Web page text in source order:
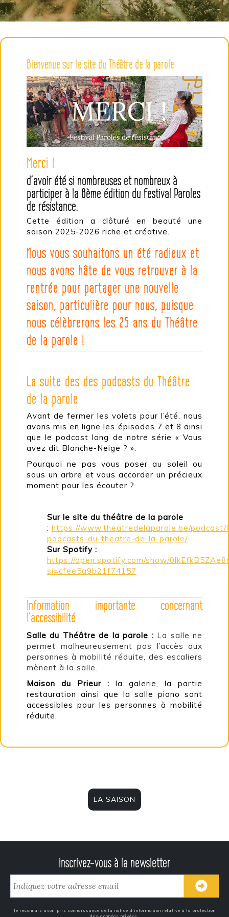
Bienvenue sur le site du Théâtre de la parole
Merci !
d’avoir été si nombreuses et nombreux à
participer à la 8ème édition du Festival Paroles
de résistance.
Cette édition a clôturé en beauté une
saison 2025-2026 riche et créative.
Nous vous souhaitons un été radieux et
nous avons hâte de vous retrouver à la
rentrée pour partager une nouvelle
saison, particulière pour nous, puisque
nous célèbrerons les 25 ans du Théâtre
de la parole !
La suite des des podcasts du Théâtre
de la parole
Avant de fermer les volets pour l’été, nous
avons mis en ligne les épisodes 7 et 8 ainsi
que le podcast long de notre série « Vous
avez dit Blanche-Neige ? ».
Pourquoi ne pas vous poser au soleil ou
sous un arbre et vous accorder un précieux
moment pour les écouter ?
Sur le site du théâtre de la parole
: https://www.theatredelaparole.be/podcast/
podcasts-du-theatre-de-la-parole/
Sur Spotify :
https://open.spotify.com/show/
si=cfee5a9b21f74157
Information importante concernant
l’accessibilité
Salle du Théâtre de la parole : La salle ne
permet malheureusement pas l’accès aux
personnes à mobilité réduite, des escaliers
mènent à la salle.
Maison du Prieur : la galerie, la partie
restauration ainsi que la salle piano sont
accessibles pour les personnes à mobilité
réduite.
LA SAISON
inscrivez-vous à la newsletter
Je reconnais avoir pris connaissance de la notice d’information relative à la protection
des données privées.